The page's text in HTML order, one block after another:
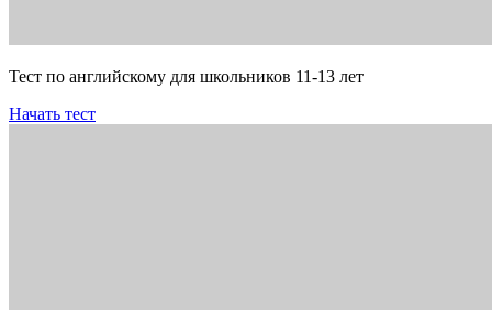
Тест по английскому для школьников 11-13 лет
Начать тест